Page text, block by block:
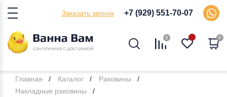
Заказать звонок +7 (929) 551-70-07
0 0
Главная Каталог
Раковины
Накладные раковины